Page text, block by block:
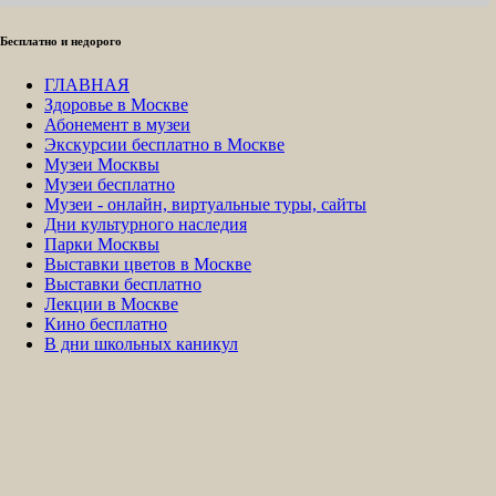
Бесплатно и недорого
ГЛАВНАЯ
Здоровье в Москве
Абонемент в музеи
Экскурсии бесплатно в Москве
Музеи Москвы
Музеи бесплатно
Музеи - онлайн, виртуальные туры, сайты
Дни культурного наследия
Парки Москвы
Выставки цветов в Москве
Выставки бесплатно
Лекции в Москве
Кино бесплатно
В дни школьных каникул